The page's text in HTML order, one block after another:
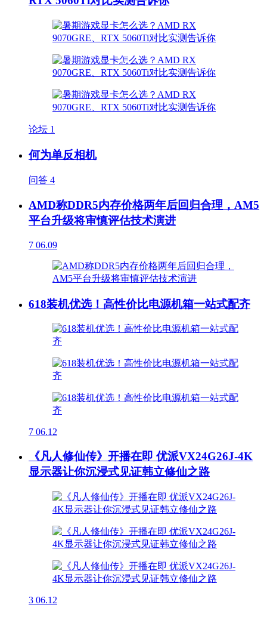
论坛 1
何为单反相机
问答 4
AMD称DDR5内存价格两年后回归合理，AM5
平台升级将审慎评估技术演进
7 06.09
618装机优选！高性价比电源机箱一站式配齐
7 06.12
《凡人修仙传》开播在即 优派VX24G26J-4K
显示器让你沉浸式见证韩立修仙之路
3 06.12